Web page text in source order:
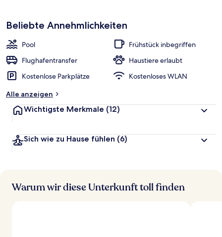
Beliebte Annehmlichkeiten
Pool
Frühstück inbegriffen
Flughafentransfer
Haustiere erlaubt
Kostenlose Parkplätze
Kostenloses WLAN
Alle anzeigen
Wichtigste Merkmale (12)
Sich wie zu Hause fühlen (6)
Warum wir diese Unterkunft toll finden